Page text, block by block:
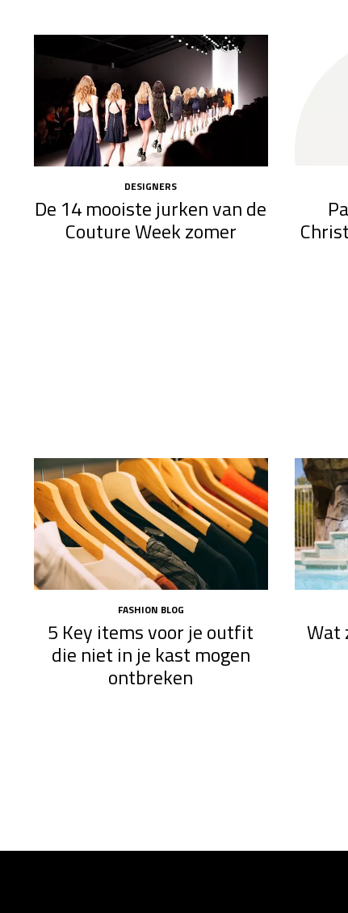
DESIGNERS
De 14 mooiste jurken van de
Couture Week zomer
FASHION BLOG
5 Key items voor je outfit
die niet in je kast mogen
ontbreken
Wat